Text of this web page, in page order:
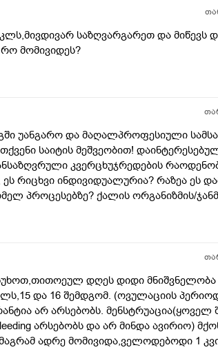
საზღვარგარეთ და მიწევს
მომივიდეს?
უანგარო და მაღალპროფესიული
საიტის მეშვეობით!
კვერცხუჯრედების
რიცხვი ინდივიდუალურია? რაზეა ეს
პროცესებზე? ქალის ორგანიზმის/
პროცესიდან და ზოგს კი მცირე?
დღეს დიდი მნიშვნელობა
და 16 შემდგომ. (ოვულაციის
არ არსებობს. მენსტრუაცია(ყოველ
არსებობს და არ მინდა ავირიო)
ადრე მომივიდა,ველოდებოდი 1